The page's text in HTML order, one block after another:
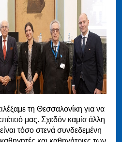
τη Θεσσαλονίκη για να
μας. Σχεδόν καμία άλλη
τόσο στενά συνδεδεμένη